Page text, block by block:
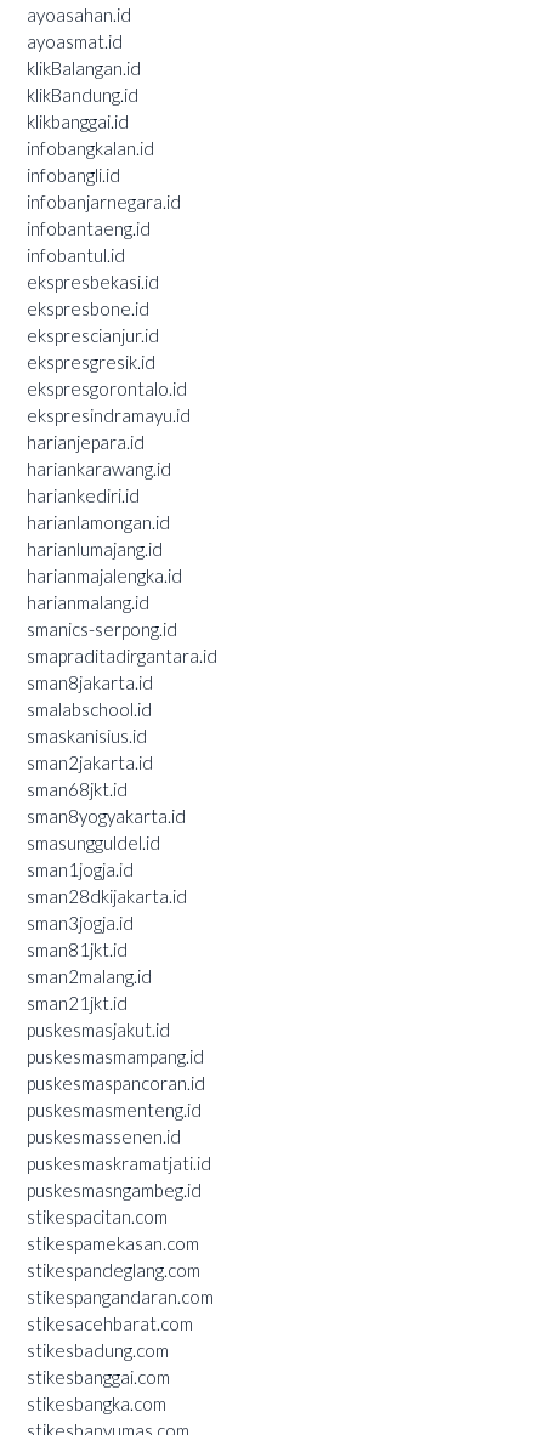
ayoasahan.id
ayoasmat.id
klikBalangan.id
klikBandung.id
klikbanggai.id
infobangkalan.id
infobangli.id
infobanjarnegara.id
infobantaeng.id
infobantul.id
ekspresbekasi.id
ekspresbone.id
eksprescianjur.id
ekspresgresik.id
ekspresgorontalo.id
ekspresindramayu.id
harianjepara.id
hariankarawang.id
hariankediri.id
harianlamongan.id
harianlumajang.id
harianmajalengka.id
harianmalang.id
smanics-serpong.id
smapraditadirgantara.id
sman8jakarta.id
smalabschool.id
smaskanisius.id
sman2jakarta.id
sman68jkt.id
sman8yogyakarta.id
smasungguldel.id
sman1jogja.id
sman28dkijakarta.id
sman3jogja.id
sman81jkt.id
sman2malang.id
sman21jkt.id
puskesmasjakut.id
puskesmasmampang.id
puskesmaspancoran.id
puskesmasmenteng.id
puskesmassenen.id
puskesmaskramatjati.id
puskesmasngambeg.id
stikespacitan.com
stikespamekasan.com
stikespandeglang.com
stikespangandaran.com
stikesacehbarat.com
stikesbadung.com
stikesbanggai.com
stikesbangka.com
stikesbanyumas.com